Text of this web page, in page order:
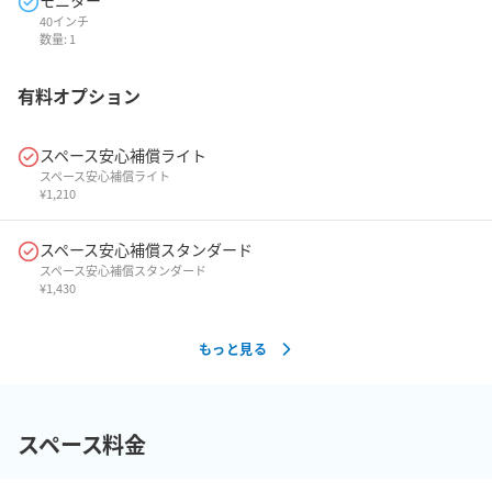
40インチ
数量: 1
有料オプション
スペース安心補償ライト
スペース安心補償ライト
¥1,210
スペース安心補償スタンダード
スペース安心補償スタンダード
¥1,430
もっと見る
スペース料金